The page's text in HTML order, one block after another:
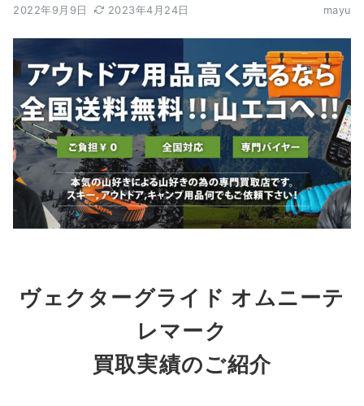
2022年9月9日 2023年4月24日 mayu
ヴェクターグライド オムニーテ
レマーク
買取実績のご紹介